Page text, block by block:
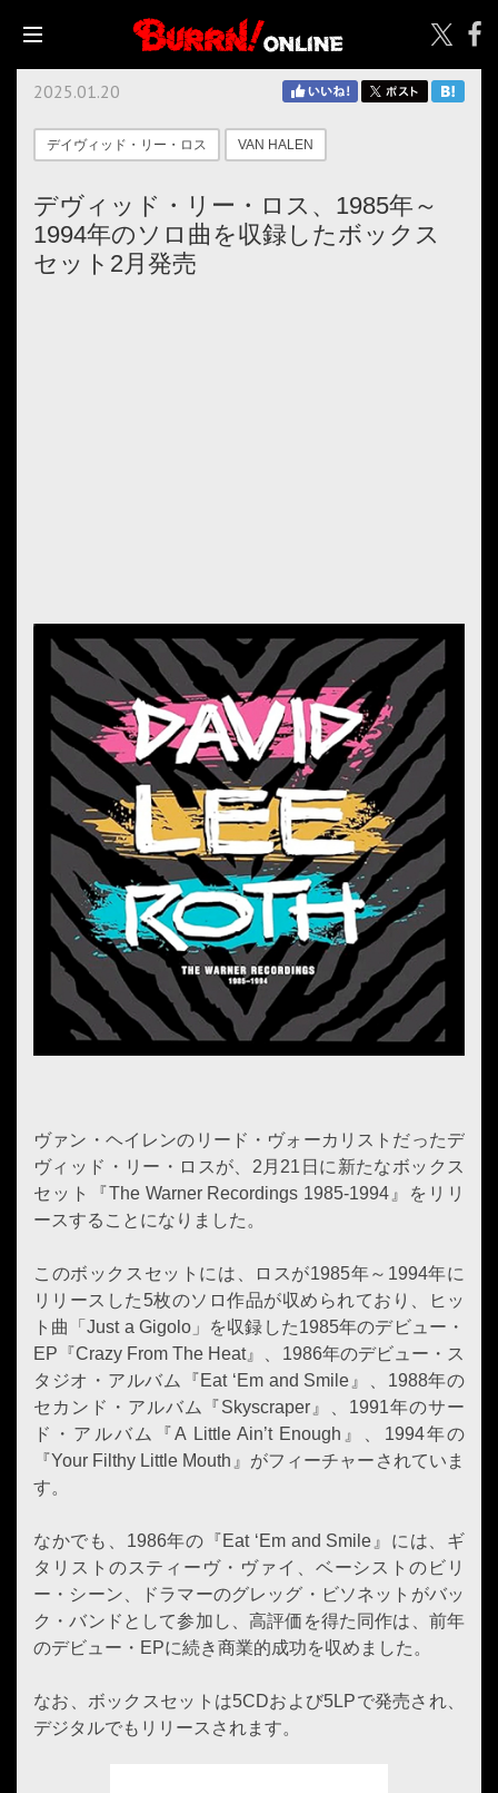
2025.01.20
デイヴィッド・リー・ロス VAN HALEN
デヴィッド・リー・ロス、1985年～
1994年のソロ曲を収録したボックス
セット2月発売
ヴァン・ヘイレンのリード・ヴォーカリストだったデ
ヴィッド・リー・ロスが、2月21日に新たなボックス
セット『The Warner Recordings 1985-1994』をリリ
ースすることになりました。
このボックスセットには、ロスが1985年～1994年に
リリースした5枚のソロ作品が収められており、ヒッ
ト曲「Just a Gigolo」を収録した1985年のデビュー・
EP『Crazy From The Heat』、1986年のデビュー・ス
タジオ・アルバム『Eat ‘Em and Smile』、1988年の
セカンド・アルバム『Skyscraper』、1991年のサー
ド・アルバム『A Little Ain’t Enough』、1994年の
『Your Filthy Little Mouth』がフィーチャーされていま
す。
なかでも、1986年の『Eat ‘Em and Smile』には、ギ
タリストのスティーヴ・ヴァイ、ベーシストのビリ
ー・シーン、ドラマーのグレッグ・ビソネットがバッ
ク・バンドとして参加し、高評価を得た同作は、前年
のデビュー・EPに続き商業的成功を収めました。
なお、ボックスセットは5CDおよび5LPで発売され、
デジタルでもリリースされます。